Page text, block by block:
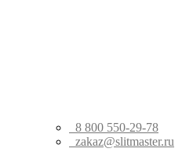
8 800 550-29-78
zakaz@slitmaster.ru